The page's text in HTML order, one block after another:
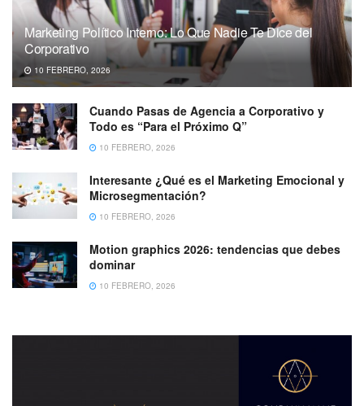
Marketing Político Interno: Lo Que Nadie Te Dice del
Corporativo
10 FEBRERO, 2026
Cuando Pasas de Agencia a Corporativo y
Todo es “Para el Próximo Q”
10 FEBRERO, 2026
Interesante ¿Qué es el Marketing Emocional y
Microsegmentación?
10 FEBRERO, 2026
Motion graphics 2026: tendencias que debes
dominar
10 FEBRERO, 2026